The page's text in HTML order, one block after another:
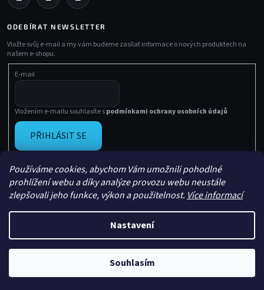
Používáme cookies, abychom Vám umožnili pohodlné
prohlížení webu a díky analýze provozu webu neustále
zlepšovali jeho funkce, výkon a použitelnost. Více informací
Nastavení
Souhlasím
ODEBÍRAT NEWSLETTER
Vložte svůj e-mail a my vám budeme zasílat informace o nových produktech na
našem e-shopu.
E-mail
Vložením e-mailu souhlasíte spodmínkami ochrany osobních údajů
PŘIHLÁSIT SE
Vytvořil Shoptet
Copyright 2026Sachasport. Všechna práva vyhrazena.
UpravilLe Artist